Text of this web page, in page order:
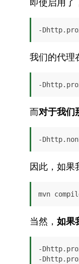
即使启用了
-
我们的代理
-
而对于我们
-
因此，如果
mvn
当然， 如果
-
-